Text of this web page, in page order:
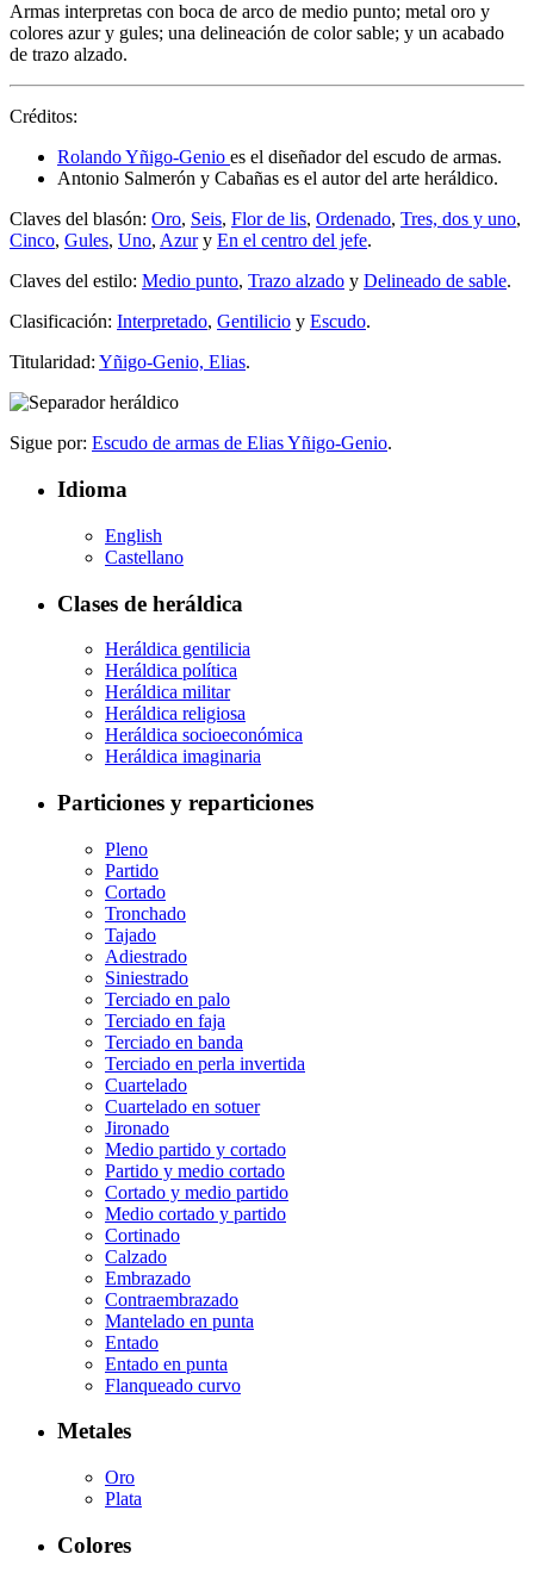
Armas interpretas con boca de arco de medio punto; metal oro y
colores azur y gules; una delineación de color sable; y un acabado
de trazo alzado.
Créditos:
Rolando Yñigo-Genio es el diseñador del escudo de armas.
Antonio Salmerón y Cabañas es el autor del arte heráldico.
Claves del blasón: Oro, Seis, Flor de lis, Ordenado, Tres, dos y uno,
Cinco, Gules, Uno, Azury En el centro del jefe.
Claves del estilo: Medio punto, Trazo alzado y Delineado de sable.
Clasificación: Interpretado, Gentilicio y Escudo.
Titularidad: Yñigo-Genio, Elias.
Sigue por: Escudo de armas de Elias Yñigo-Genio.
Idioma
English
Castellano
Clases de heráldica
Heráldica gentilicia
Heráldica política
Heráldica militar
Heráldica religiosa
Heráldica socioeconómica
Heráldica imaginaria
Particiones y reparticiones
Pleno
Partido
Cortado
Tronchado
Tajado
Adiestrado
Siniestrado
Terciado en palo
Terciado en faja
Terciado en banda
Terciado en perla invertida
Cuartelado
Cuartelado en sotuer
Jironado
Medio partido y cortado
Partido y medio cortado
Cortado y medio partido
Medio cortado y partido
Cortinado
Calzado
Embrazado
Contraembrazado
Mantelado en punta
Entado
Entado en punta
Flanqueado curvo
Metales
Oro
Plata
Colores